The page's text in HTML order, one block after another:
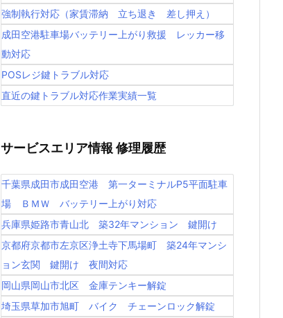
強制執行対応（家賃滞納 立ち退き 差し押え）
成田空港駐車場バッテリー上がり救援 レッカー移
動対応
POSレジ鍵トラブル対応
直近の鍵トラブル対応作業実績一覧
サービスエリア情報 修理履歴
千葉県成田市成田空港 第一ターミナルP5平面駐車
場 ＢＭＷ バッテリー上がり対応
兵庫県姫路市青山北 築32年マンション 鍵開け
京都府京都市左京区浄土寺下馬場町 築24年マンシ
ョン玄関 鍵開け 夜間対応
岡山県岡山市北区 金庫テンキー解錠
埼玉県草加市旭町 バイク チェーンロック解錠